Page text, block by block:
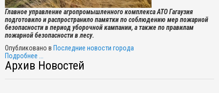
Главное управление агропромышленного комплекса АТО Гагаузия
подготовило и распространило памятки по соблюдению мер пожарной
безопасности в период уборочной кампании, а также по правилам
пожарной безопасности в лесу.
Опубликовано в Последние новости города
Подробнее ...
Архив Новостей